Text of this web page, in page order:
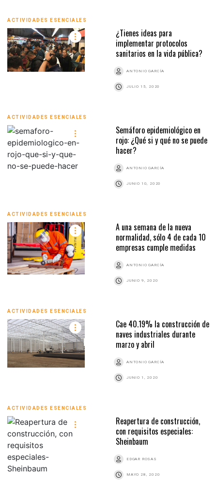
ACTIVIDADES ESENCIALES
¿Tienes ideas para
implementar protocolos
sanitarios en la vida pública?
ANTONIO GARCÍA
JULIO 15, 2020
ACTIVIDADES ESENCIALES
Semáforo epidemiológico en
rojo: ¿Qué si y qué no se puede
hacer?
ANTONIO GARCÍA
JUNIO 10, 2020
ACTIVIDADES ESENCIALES
A una semana de la nueva
normalidad, sólo 4 de cada 10
empresas cumple medidas
ANTONIO GARCÍA
JUNIO 9, 2020
ACTIVIDADES ESENCIALES
Cae 40.19% la construcción de
naves industriales durante
marzo y abril
ANTONIO GARCÍA
JUNIO 1, 2020
ACTIVIDADES ESENCIALES
Reapertura de construcción,
con requisitos especiales:
Sheinbaum
EDGAR ROSAS
MAYO 28, 2020